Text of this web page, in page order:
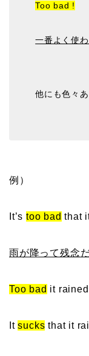
Too bad !
一番よく使
他にも色々あ
例）
It’s too bad that
雨が降って残念だ
Too bad it
Itsucks that it